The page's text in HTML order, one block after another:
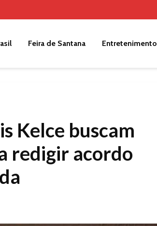
Feira de Santana Entretenimento
Kelce buscam
redigir acordo